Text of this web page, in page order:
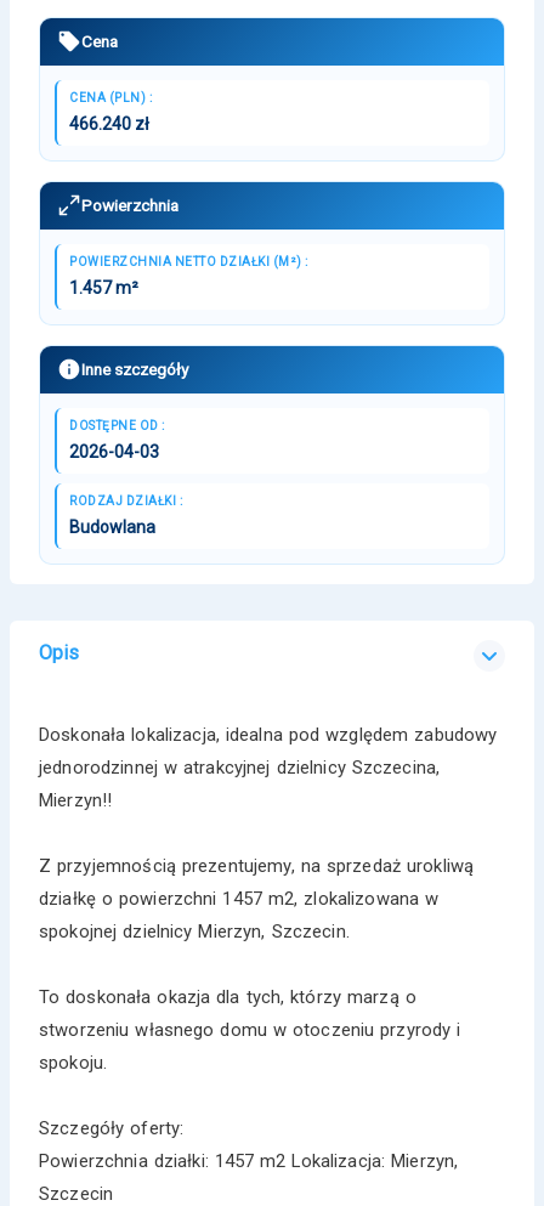
Cena
CENA (PLN) :
466.240 zł
Powierzchnia
POWIERZCHNIA NETTO DZIAŁKI (M²) :
1.457 m²
Inne szczegóły
DOSTĘPNE OD :
2026-04-03
RODZAJ DZIAŁKI :
Budowlana
Opis
Doskonała lokalizacja, idealna pod względem zabudowy
jednorodzinnej w atrakcyjnej dzielnicy Szczecina,
Mierzyn!!
Z przyjemnością prezentujemy, na sprzedaż urokliwą
działkę o powierzchni 1457 m2, zlokalizowana w
spokojnej dzielnicy Mierzyn, Szczecin.
To doskonała okazja dla tych, którzy marzą o
stworzeniu własnego domu w otoczeniu przyrody i
spokoju.
Szczegóły oferty:
Powierzchnia działki: 1457 m2 Lokalizacja: Mierzyn,
Szczecin